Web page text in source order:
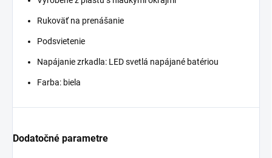
Rukoväť na prenášanie
Podsvietenie
Napájanie zrkadla: LED svetlá napájané batériou
Farba: biela
Dodatočné parametre